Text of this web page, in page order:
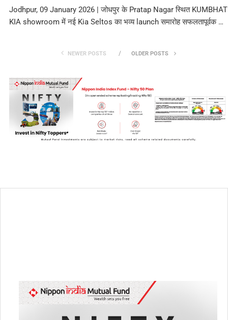
Jodhpur, 09 January 2026 | जोधपुर के Pratap Nagar स्थित KUMBHAT
KIA showroom में नई Kia Seltos का भव्य launch समारोह सफलतापूर्वक …
NEWER POSTS OLDER POSTS